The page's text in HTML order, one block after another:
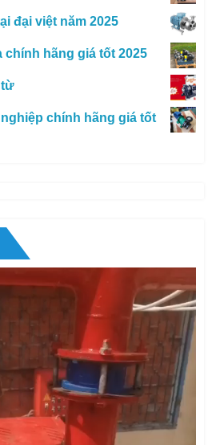
đại việt năm 2025
chính hãng giá tốt 2025
từ
chính hãng giá tốt